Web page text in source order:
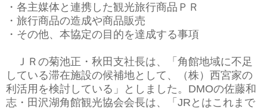
・各主媒体と連携した観光旅行商品ＰＲ
・旅行商品の造成や商品販売
・その他、本協定の目的を達成する事項
ＪＲの菊池正・秋田支社長は、「角館地域に不足
している滞在施設の候補地として、（株）西宮家の
利活用を検討している」としました。DMOの佐藤和
志・田沢湖角館観光協会会長は、「JRとはこれまで